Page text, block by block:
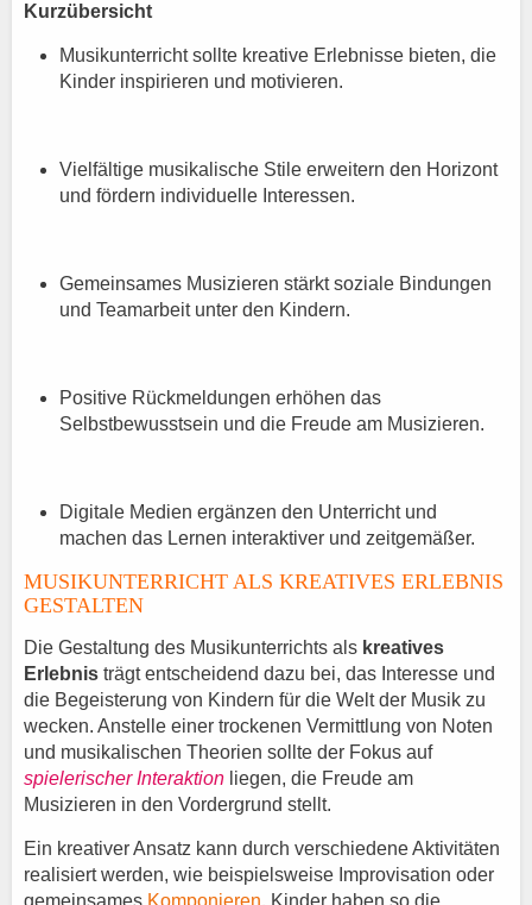
Kurzübersicht
Musikunterricht sollte kreative Erlebnisse bieten, die
Kinder inspirieren und motivieren.
Vielfältige musikalische Stile erweitern den Horizont
und fördern individuelle Interessen.
Gemeinsames Musizieren stärkt soziale Bindungen
und Teamarbeit unter den Kindern.
Positive Rückmeldungen erhöhen das
Selbstbewusstsein und die Freude am Musizieren.
Digitale Medien ergänzen den Unterricht und
machen das Lernen interaktiver und zeitgemäßer.
MUSIKUNTERRICHT ALS KREATIVES ERLEBNIS
GESTALTEN
Die Gestaltung des Musikunterrichts als kreatives
Erlebnis trägt entscheidend dazu bei, das Interesse und
die Begeisterung von Kindern für die Welt der Musik zu
wecken. Anstelle einer trockenen Vermittlung von Noten
und musikalischen Theorien sollte der Fokus auf
spielerischer Interaktion liegen, die Freude am
Musizieren in den Vordergrund stellt.
Ein kreativer Ansatz kann durch verschiedene Aktivitäten
realisiert werden, wie beispielsweise Improvisation oder